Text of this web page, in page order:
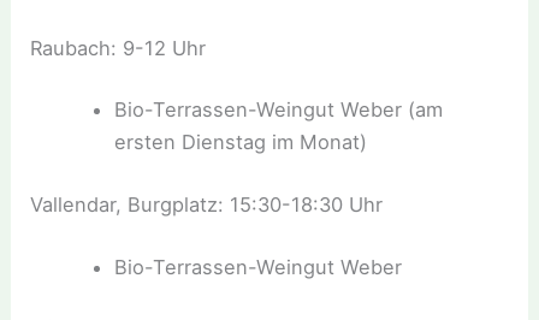
Raubach: 9-12 Uhr
Bio-Terrassen-Weingut Weber (am
ersten Dienstag im Monat)
Vallendar, Burgplatz: 15:30-18:30 Uhr
Bio-Terrassen-Weingut Weber